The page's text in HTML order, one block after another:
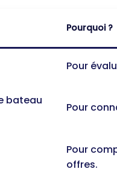
Pourquoi ?
Pour
bateau
Pour
Pour
offres.